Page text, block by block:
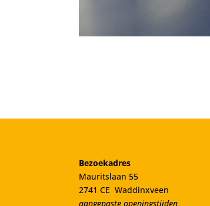
Bezoekadres
Mauritslaan 55
2741 CE Waddinxveen
aangepaste openingstijden